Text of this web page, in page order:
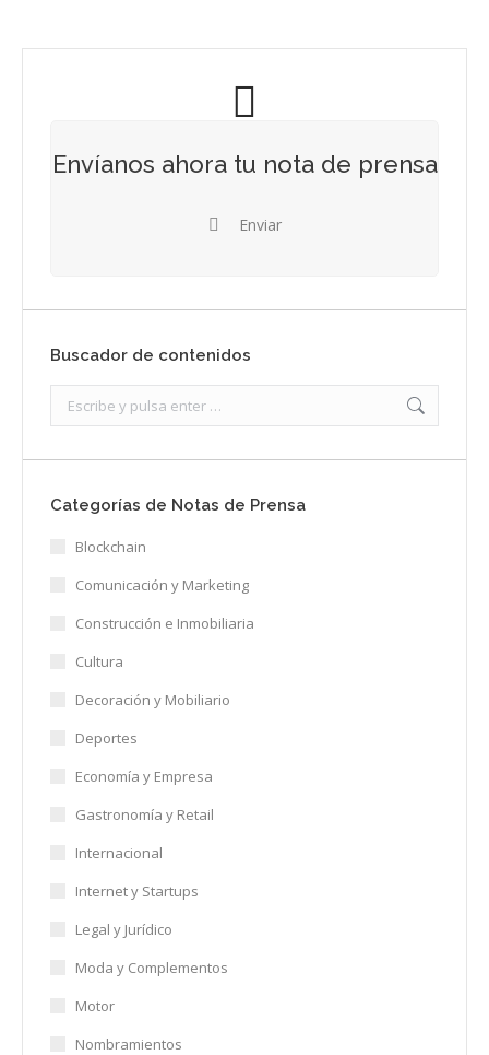
Envíanos ahora tu nota de prensa
Enviar
Buscador de contenidos
Categorías de Notas de Prensa
Blockchain
Comunicación y Marketing
Construcción e Inmobiliaria
Cultura
Decoración y Mobiliario
Deportes
Economía y Empresa
Gastronomía y Retail
Internacional
Internet y Startups
Legal y Jurídico
Moda y Complementos
Motor
Nombramientos